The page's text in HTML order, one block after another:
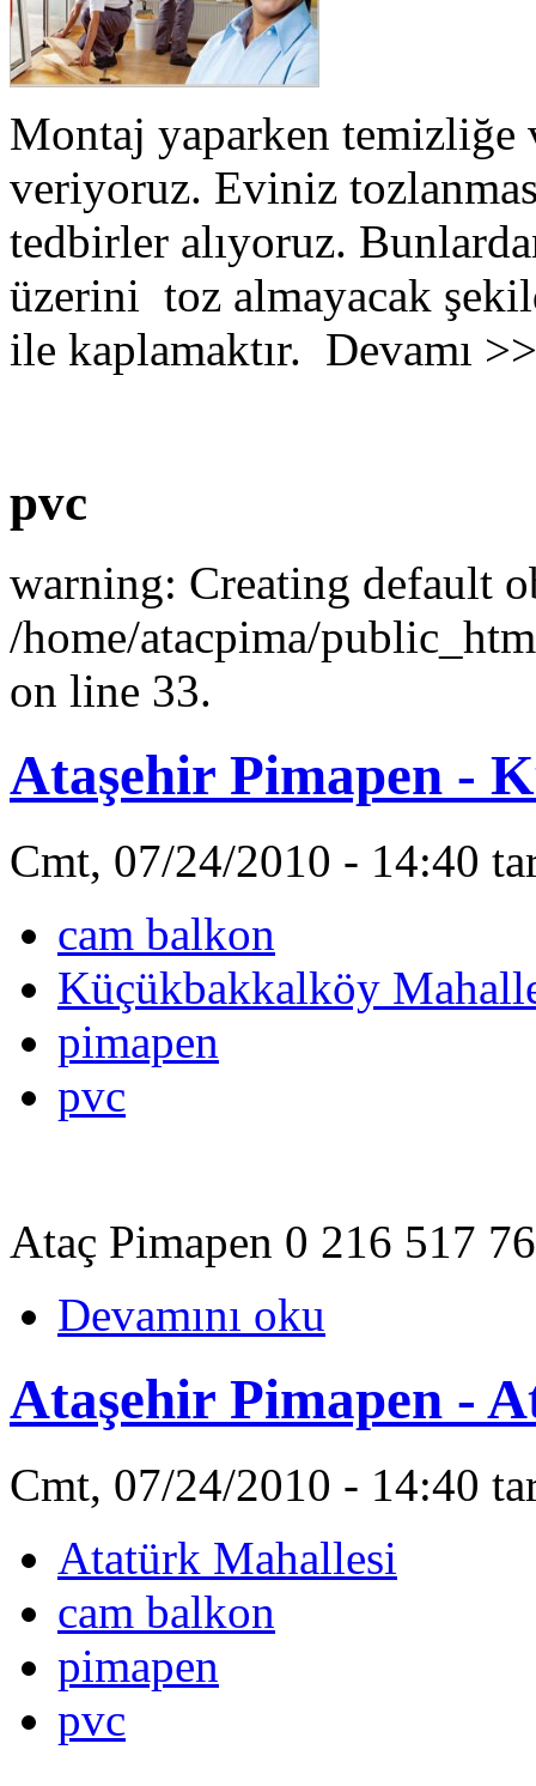
Montaj yaparken
veriyoruz. Eviniz
tedbirler alıyoruz.
üzerini toz almayacak
ile kaplamaktır. Devamı
pvc
warning: Creating default
/home/atacpima/
on line 33.
Ataşehir Pimapen -
Cmt, 07/24/2010 - 14:40
cam balkon
Küçükbakkalköy
pimapen
pvc
Ataç Pimapen 0 216 517
Devamını oku
Ataşehir Pimapen -
Cmt, 07/24/2010 - 14:40
Atatürk Mahallesi
cam balkon
pimapen
pvc